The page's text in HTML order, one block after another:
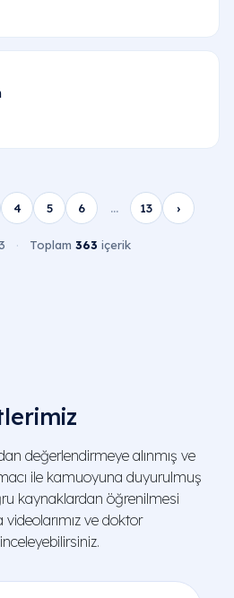
4 5 6 … 13 ›
· Toplam 363 içerik
değerlendirmeye alınmış ve
ile kamuoyuna duyurulmuş
kaynaklardan öğrenilmesi
videolarımız ve doktor